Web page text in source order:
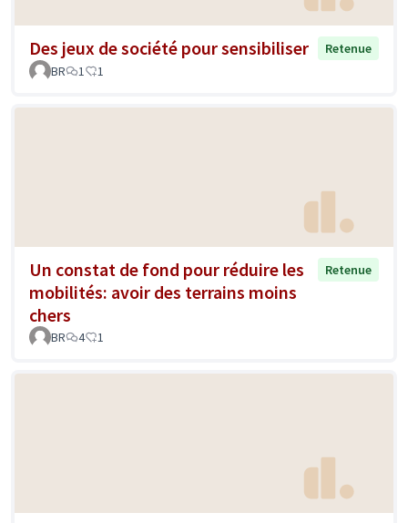
Des jeux de société pour sensibiliser
Retenue
BR
1 1
Un constat de fond pour réduire les
mobilités: avoir des terrains moins
chers
Retenue
BR 4 1